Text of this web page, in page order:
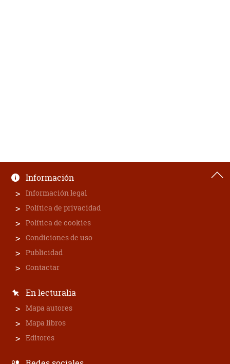
Información
Información legal
Política de privacidad
Política de cookies
Condiciones de uso
Publicidad
Contactar
En lecturalia
Mapa autores
Mapa libros
Editores